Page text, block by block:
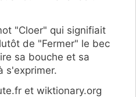
"Cloer" qui signifiait
de "Fermer" le bec
sa bouche et sa
s'exprimer.
et wiktionary.org